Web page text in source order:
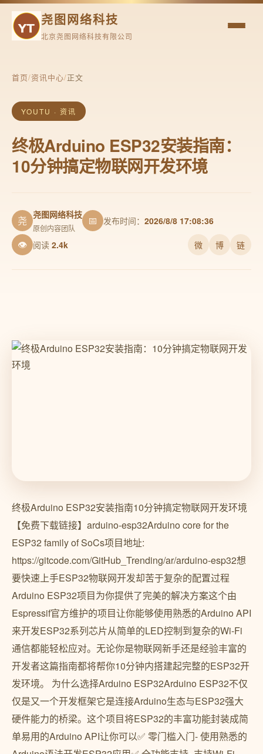
尧图网络科技
北京尧图网络科技有限公司
首页/资讯中心/正文
YOUTU · 资讯
终极Arduino ESP32安装指南：
10分钟搞定物联网开发环境
尧 尧图网络科技
原创内容团队
📅 发布时间： 2026/8/8 17:08:36
👁 阅读 2.4k 微 博 链
终极Arduino ESP32安装指南10分钟搞定物联网开发环境
【免费下载链接】arduino-esp32Arduino core for the
ESP32 family of SoCs项目地址:
https://gitcode.com/GitHub_Trending/ar/arduino-esp32想
要快速上手ESP32物联网开发却苦于复杂的配置过程
Arduino ESP32项目为你提供了完美的解决方案这个由
Espressif官方维护的项目让你能够使用熟悉的Arduino API
来开发ESP32系列芯片从简单的LED控制到复杂的Wi-Fi
通信都能轻松应对。无论你是物联网新手还是经验丰富的
开发者这篇指南都将帮你10分钟内搭建起完整的ESP32开
发环境。 为什么选择Arduino ESP32Arduino ESP32不仅
仅是又一个开发框架它是连接Arduino生态与ESP32强大
硬件能力的桥梁。这个项目将ESP32的丰富功能封装成简
单易用的Arduino API让你可以✅ 零门槛入门- 使用熟悉的